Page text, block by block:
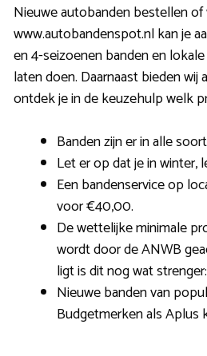
Nieuwe autobanden bestellen
www.autobandenspot.nl kan je
en 4-seizoenen banden en
laten doen. Daarnaast bieden
ontdek je in de keuzehulp welk
Banden zijn er in alle
Let er op dat je in winter,
Een bandenservice op
voor €40,00.
De wettelijke minimale
wordt door de ANWB
ligt is dit nog wat
Nieuwe banden van
Budgetmerken als Aplus